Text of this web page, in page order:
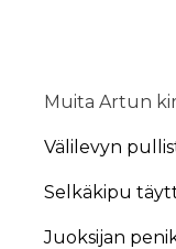
Muita Artun
Välilevyn
Selkäkipu
Juoksijan